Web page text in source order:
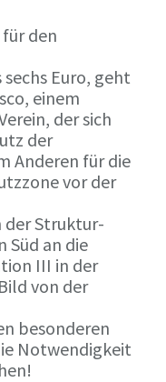
den
sechs Euro, geht
einem
der sich
der
Anderen für die
vor der
der Struktur-
Süd an die
III in der
von der
besonderen
Notwendigkeit